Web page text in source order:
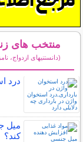
منتخب های
(دانستنیهای ازدواج،
درد
میل
کند؟